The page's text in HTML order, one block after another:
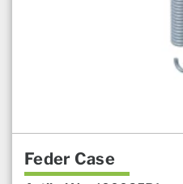
Feder Case